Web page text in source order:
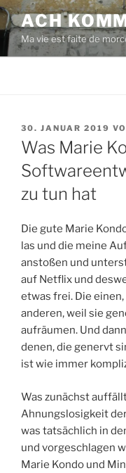
Zum
Inhalt
springen
ACH
Ma vie est faite de
VERÖFFENTLICHT
AM
30. JANUAR 2019
Was Marie
zu tun hat
Die gute Marie
las und die meine
anstoßen und
auf Netflix und
etwas frei. Die
anderen, weil sie
aufräumen. Und
denen, die genervt
ist wie immer
Was zunächst
Ahnungslosigkeit
was tatsächlich in
und vorgeschlagen
Marie Kondo und